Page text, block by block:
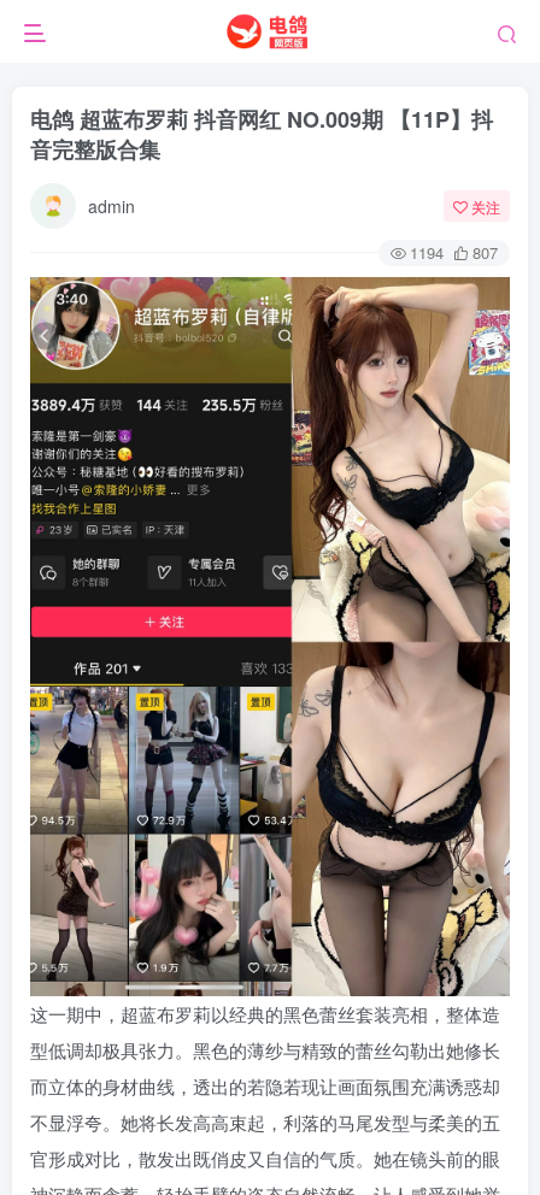
电鸽 超蓝布罗莉 抖音网红 NO.009期 【11P】抖
音完整版合集
admin 关注
1194 807
这一期中，超蓝布罗莉以经典的黑色蕾丝套装亮相，整体造
型低调却极具张力。黑色的薄纱与精致的蕾丝勾勒出她修长
而立体的身材曲线，透出的若隐若现让画面氛围充满诱惑却
不显浮夸。她将长发高高束起，利落的马尾发型与柔美的五
官形成对比，散发出既俏皮又自信的气质。她在镜头前的眼